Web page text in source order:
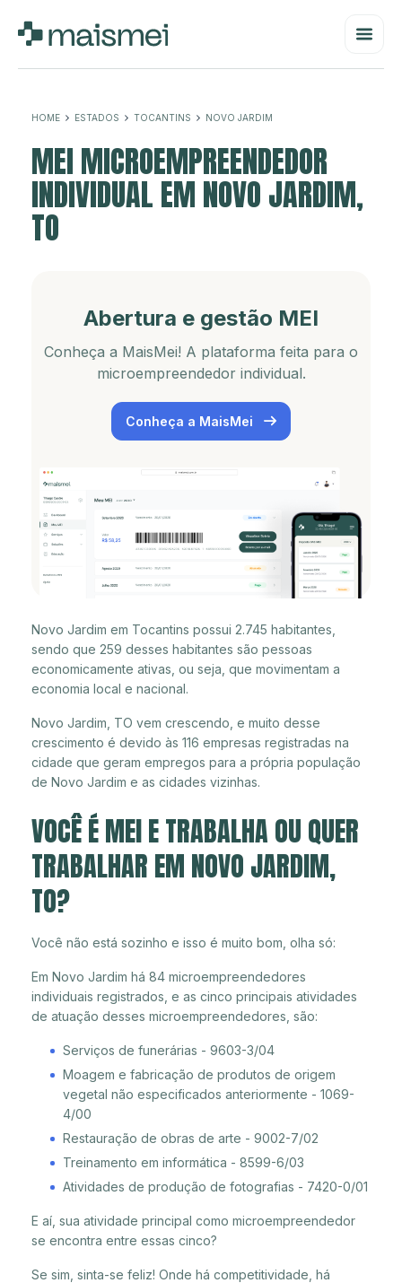
HOME ESTADOS TOCANTINS NOVO JARDIM
MEI MICROEMPREENDEDOR
INDIVIDUAL EM NOVO JARDIM,
TO
Abertura e gestão MEI
Conheça a MaisMei! A plataforma feita para o
microempreendedor individual.
Conheça a MaisMei
Novo Jardim em Tocantins possui 2.745 habitantes,
sendo que 259 desses habitantes são pessoas
economicamente ativas, ou seja, que movimentam a
economia local e nacional.
Novo Jardim, TO vem crescendo, e muito desse
crescimento é devido às 116 empresas registradas na
cidade que geram empregos para a própria população
de Novo Jardim e as cidades vizinhas.
VOCÊ É MEI E TRABALHA OU QUER
TRABALHAR EM NOVO JARDIM,
TO?
Você não está sozinho e isso é muito bom, olha só:
Em Novo Jardim há 84 microempreendedores
individuais registrados, e as cinco principais atividades
de atuação desses microempreendedores, são:
Serviços de funerárias - 9603-3/04
Moagem e fabricação de produtos de origem
vegetal não especificados anteriormente - 1069-
4/00
Restauração de obras de arte - 9002-7/02
Treinamento em informática - 8599-6/03
Atividades de produção de fotografias - 7420-0/01
E aí, sua atividade principal como microempreendedor
se encontra entre essas cinco?
Se sim, sinta-se feliz! Onde há competitividade, há